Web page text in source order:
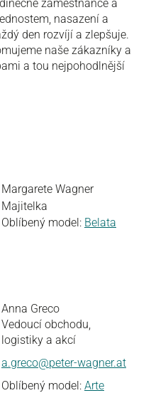
zaměstnance a
nasazení a
den rozvíjí a zlepšuje.
naše zákazníky a
a tou nejpohodlnější
Margarete Wagner
Majitelka
Oblíbený model: Belata
Anna Greco
Vedoucí obchodu,
logistiky a akcí
a.greco@peter-wagner.at
Oblíbený model: Arte